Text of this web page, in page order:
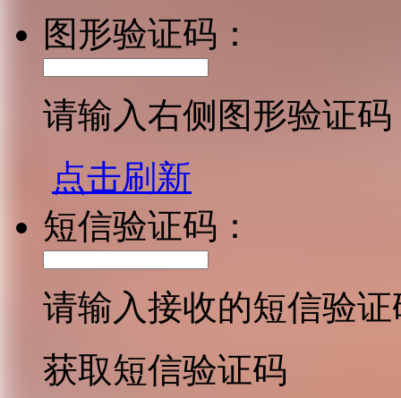
图形验证码：
请输入右侧图形验证码
点击刷新
短信验证码：
请输入接收的短信验证
获取短信验证码